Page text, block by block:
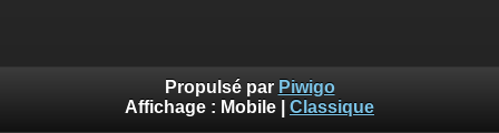
Propulsé par Piwigo
Affichage : Mobile Classique